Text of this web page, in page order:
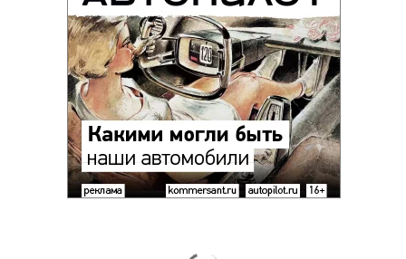
ВСУ точно получат десятки тысяч новых
солдат
Путин озвучил итоговый план СВО
Зеленский неожиданно высказался о
возвращении Крыма
Заставим раскаяться: союзник России
дал грозное обещание